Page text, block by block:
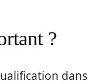
?
dans